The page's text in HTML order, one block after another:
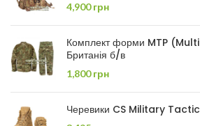
4,900грн
Комплект форми MTP
Британія б/в
1,800грн
Черевики CS Military